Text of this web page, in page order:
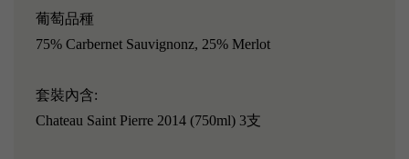
葡萄品種
75% Carbernet Sauvignonz, 25% Merlot
套裝內含:
Chateau Saint Pierre 2014 (750ml) 3支